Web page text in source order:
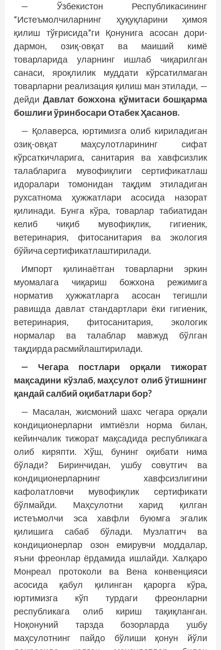
— Ўзбекистон Республикасининг
“Истеъмолчиларнинг ҳуқуқларини ҳимоя
қилиш тўғрисида”ги Қонунига асосан дори-
дармон, озиқ-овқат ва маиший кимё
товарларида уларнинг ишлаб чиқарилган
санаси, яроқлилик муддати кўрсатилмаган
товарларни реализация қилиш ман этилади, —
дейди Давлат божхона қўмитаси бош­қарма
бошлиғи ўринбосари Отабек Ҳасанов.
— Қолаверса, юртимизга олиб кириладиган
озиқ-овқат маҳсулотларининг сифат
кўрсаткичларига, санитария ва хавф­сизлик
талабларига мувофиқлиги сертификатлаш
идоралари томонидан тақдим этиладиган
рухсатнома ҳужжатлари асосида назорат
қилинади. Бунга кўра, товарлар табиатидан
келиб чиқиб мувофиқлик, гигиеник,
ветеринария, фитосанитария ва экология
бўйича сертификатлаштирилади.
Импорт қилинаётган товарларни эркин
муомалага чиқариш божхона режимига
норматив ҳужжатларга асосан тегишли
равишда давлат стандартлари ёки гигиеник,
ветеринария, фитосанитария, экологик
нормалар ва талаблар мавжуд бўлган
тақдирда расмийлаштирилади.
— Чегара постлари орқали тижорат
мақсадини кўзлаб, маҳсулот олиб ўтишнинг
қандай салбий оқибатлари бор?
— Масалан, жисмоний шахс чегара орқали
кондиционерларни имтиёзли норма билан,
кейинчалик тижорат мақсадида республикага
олиб киряпти. Хўш, бунинг оқибати нима
бўлади? Биринчидан, ушбу совутгич ва
кондиционерларнинг хавфсизлигини
кафолатловчи мувофиқлик сертификати
бўлмайди. Маҳсулотни харид қилган
истеъмолчи эса хавфли буюмга эгалик
қилишига сабаб бўлади. Музлатгич ва
кондиционерлар озон емирувчи моддалар,
яъни фреонлар ёрдамида ишлайди. Халқаро
Монреал протоколи ва Вена конвенцияси
асосида қабул қилинган қарорга кўра,
юртимизга кўп турдаги фреонларни
республикага олиб кириш тақиқланган.
Ноқонуний тарзда бозорларда ушбу
маҳсулотнинг пайдо бўлиши қонун йўли